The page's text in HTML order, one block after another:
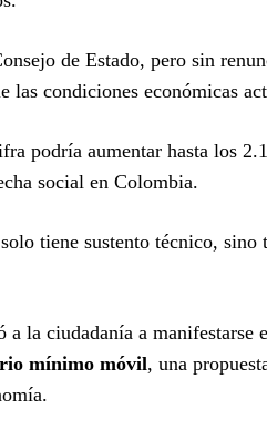
de Estado, pero sin
las condiciones económicas
podría aumentar hasta los
social en Colombia.
tiene sustento técnico,
la ciudadanía a manifestarse
mínimo móvil, una